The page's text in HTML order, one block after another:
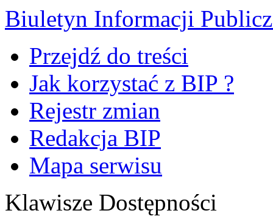
Biuletyn Informacji
Przejdź do treści
Jak korzystać z BIP ?
Rejestr zmian
Redakcja BIP
Mapa serwisu
Klawisze Dostępności